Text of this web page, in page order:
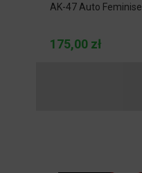
AK-47 Auto Feminise
175,00 zł